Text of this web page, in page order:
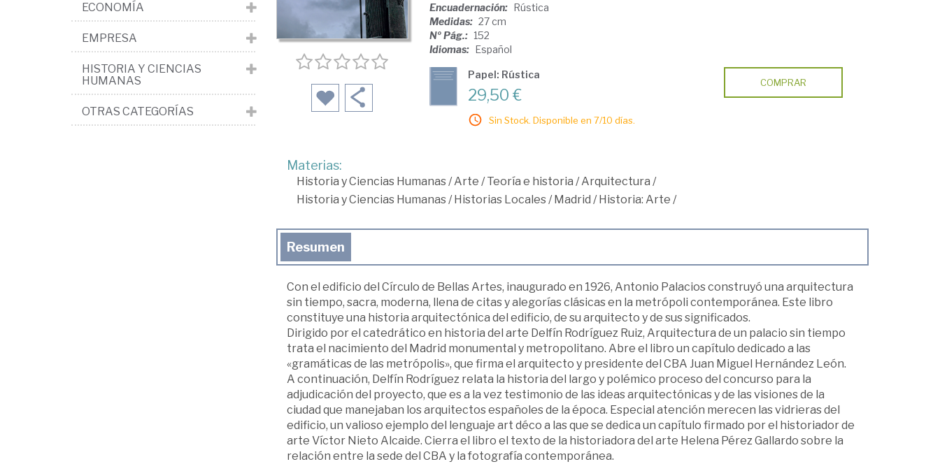
Encuadernación: Rústica
Medidas: 27 cm
Nº Pág.: 152
Idiomas: Español
Papel: Rústica
29,50 €
Sin Stock. Disponible en 7/10 días.
COMPRAR
Materias:
Historia y Ciencias Humanas/Arte /Teoría e historia /Arquitectura /
Historia y Ciencias Humanas/Historias Locales/Madrid /Historia: Arte /
Resumen
Con el edificio del Círculo de Bellas Artes, inaugurado en 1926, Antonio Palacios construyó una arquitectura
sin tiempo, sacra, moderna, llena de citas y alegorías clásicas en la metrópoli contemporánea. Este libro
constituye una historia arquitectónica del edificio, de su arquitecto y de sus significados.
Dirigido por el catedrático en historia del arte Delfín Rodríguez Ruiz, Arquitectura de un palacio sin tiempo
trata el nacimiento del Madrid monumental y metropolitano. Abre el libro un capítulo dedicado a las
«gramáticas de las metrópolis», que firma el arquitecto y presidente del CBA Juan Miguel Hernández León.
A continuación, Delfín Rodríguez relata la historia del largo y polémico proceso del concurso para la
adjudicación del proyecto, que es a la vez testimonio de las ideas arquitectónicas y de las visiones de la
ciudad que manejaban los arquitectos españoles de la época. Especial atención merecen las vidrieras del
edificio, un valioso ejemplo del lenguaje art déco a las que se dedica un capítulo firmado por el historiador de
arte Víctor Nieto Alcaide. Cierra el libro el texto de la historiadora del arte Helena Pérez Gallardo sobre la
relación entre la sede del CBA y la fotografía contemporánea.
ECONOMÍA
EMPRESA
HISTORIA Y CIENCIAS
HUMANAS
OTRAS CATEGORÍAS